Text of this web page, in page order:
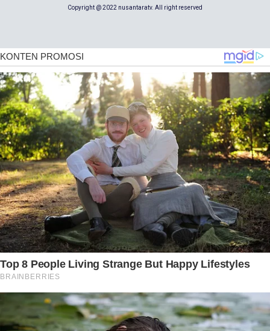
Copyright @ 2022 nusantaratv. All right reserved